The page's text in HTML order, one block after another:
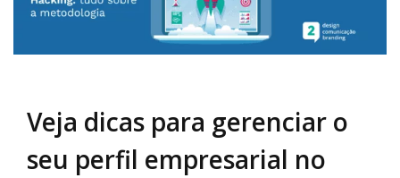
Veja dicas para gerenciar o
seu perfil empresarial no